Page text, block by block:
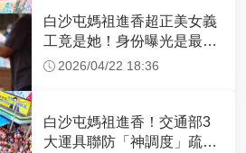
白沙屯媽祖進香超正美女義
工竟是她！身份曝光是最美
禮生 一輩子不結婚
2026/04/22 18:36
白沙屯媽祖進香！交通部3
大運具聯防「神調度」疏運